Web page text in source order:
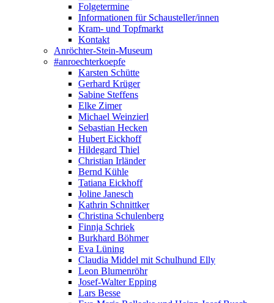
Folgetermine
Informationen für Schausteller/innen
Kram- und Topfmarkt
Kontakt
Anröchter-Stein-Museum
#anroechterkoepfe
Karsten Schütte
Gerhard Krüger
Sabine Steffens
Elke Zimer
Michael Weinzierl
Sebastian Hecken
Hubert Eickhoff
Hildegard Thiel
Christian Irländer
Bernd Kühle
Tatiana Eickhoff
Joline Janesch
Kathrin Schnittker
Christina Schulenberg
Finnja Schriek
Burkhard Böhmer
Eva Lüning
Claudia Middel mit Schulhund Elly
Leon Blumenröhr
Josef-Walter Epping
Lars Besse